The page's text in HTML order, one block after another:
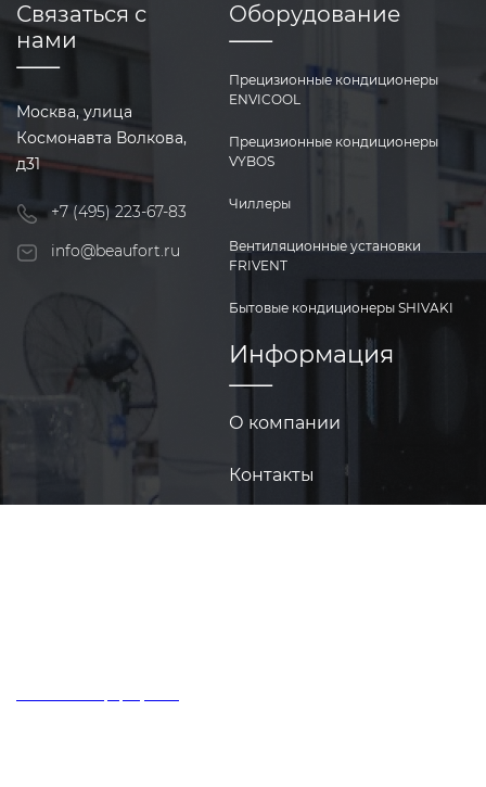
Связаться с
нами
Москва, улица
Космонавта Волкова,
д31
+7 (495) 223-67-83
info@beaufort.ru
Оборудование
Прецизионные кондиционеры
ENVICOOL
Прецизионные кондиционеры
VYBOS
Чиллеры
Вентиляционные установки
FRIVENT
Бытовые кондиционеры SHIVAKI
Информация
О компании
Контакты